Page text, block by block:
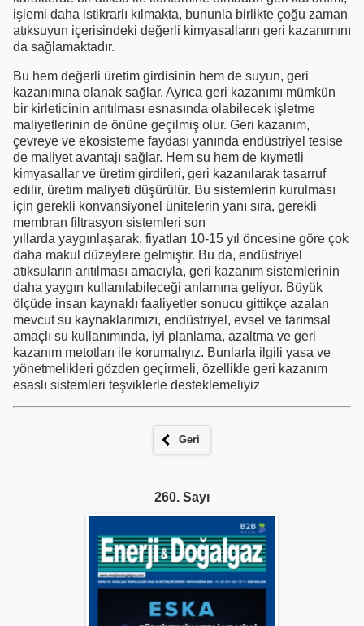
işlemi daha istikrarlı kılmakta, bununla birlikte çoğu zaman
atıksuyun içerisindeki değerli kimyasalların geri kazanımını
da sağlamaktadır.
Bu hem değerli üretim girdisinin hem de suyun, geri
kazanımına olanak sağlar. Ayrıca geri kazanımı mümkün
bir kirleticinin arıtılması esnasında olabilecek işletme
maliyetlerinin de önüne geçilmiş olur. Geri kazanım,
çevreye ve ekosisteme faydası yanında endüstriyel tesise
de maliyet avantajı sağlar. Hem su hem de kıymetli
kimyasallar ve üretim girdileri, geri kazanılarak tasarruf
edilir, üretim maliyeti düşürülür. Bu sistemlerin kurulması
için gerekli konvansiyonel ünitelerin yanı sıra, gerekli
membran filtrasyon sistemleri son
yıllarda yaygınlaşarak, fiyatları 10-15 yıl öncesine göre çok
daha makul düzeylere gelmiştir. Bu da, endüstriyel
atıksuların arıtılması amacıyla, geri kazanım sistemlerinin
daha yaygın kullanılabileceği anlamına geliyor. Büyük
ölçüde insan kaynaklı faaliyetler sonucu gittikçe azalan
mevcut su kaynaklarımızı, endüstriyel, evsel ve tarımsal
amaçlı su kullanımında, iyi planlama, azaltma ve geri
kazanım metotları ile korumalıyız. Bunlarla ilgili yasa ve
yönetmelikleri gözden geçirmeli, özellikle geri kazanım
esaslı sistemleri teşviklerle desteklemeliyiz
Geri
260. Sayı